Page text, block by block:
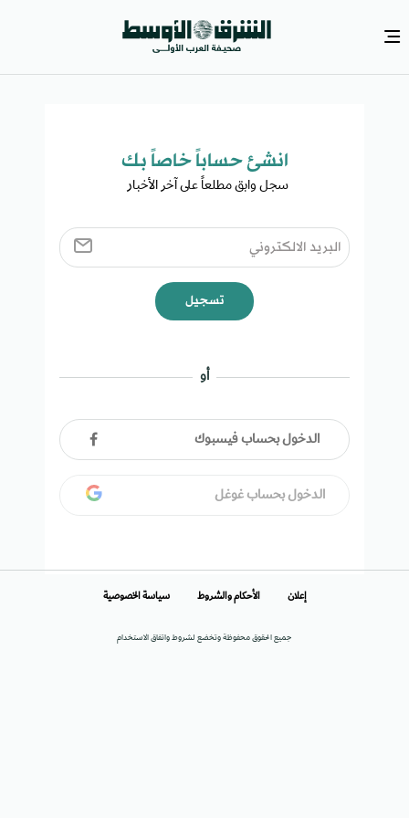
انشئ حساباً خاصاً بك​
سجل وابق مطلعاً على آخر الأخبار ​
تسجيل
أو
الدخول بحساب فيسبوك
الدخول بحساب غوغل
جميع الحقوق محفوظة وتخضع لشروط واتفاق الاستخدام
إعلان الأحكام والشروط سياسة الخصوصية